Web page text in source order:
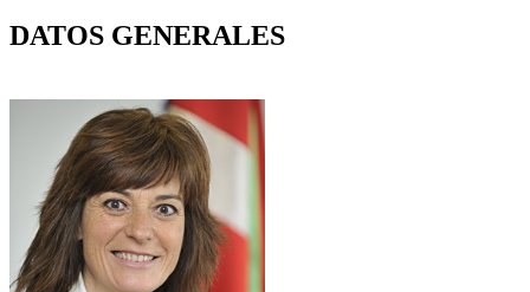
DATOS GENERALES